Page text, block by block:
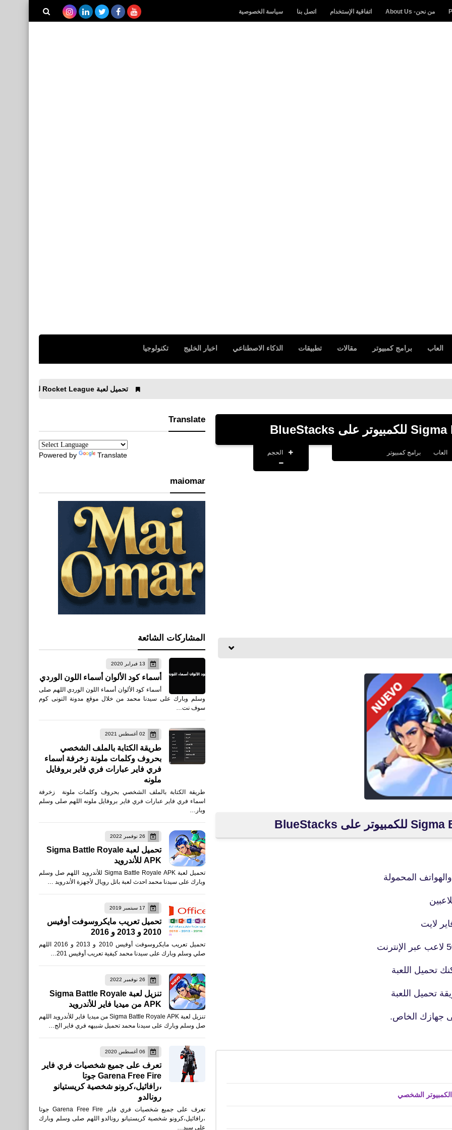
من نحن- About Us اتفاقية الإستخدام اتصل بنا سياسة الخصوصية
العاب برامج كمبيوتر مقالات تطبيقات الذكاء الاصطناعي اخبار الخليج تكنولوجيا
تحميل لعبة Rocket League للأيفون والأندرويد APK
العاب برامج كمبيوتر الحجم
المحمولة
لايت
تحميل اللعبة
Translate
Powered by Translate
maiomar
المشاركات الشائعة
13 فبراير 2020
أسماء كود الألوان أسماء اللون الوردي
أسماء كود الألوان أسماء اللون الوردي اللهم صلى
وسلم وبارك على سيدنا محمد من خلال موقع مدونة التونى كوم
سوف نت…
02 أغسطس 2021
طريقة الكتابة بالملف الشخصي
بحروف وكلمات ملونة زخرفة اسماء
فري فاير عبارات فري فاير بروفايل
ملونه
طريقة الكتابة بالملف الشخصي بحروف وكلمات ملونة زخرفة
اسماء فري فاير عبارات فري فاير بروفايل ملونه اللهم صلى وسلم
وبار…
26 نوفمبر 2022
تحميل لعبة Sigma Battle Royale
APK للأندرويد
تحميل لعبة Sigma Battle Royale APK للأندرويد اللهم صل وسلم
وبارك على سيدنا محمد احدث لعبة باتل رويال لأجهزة الأندرويد …
17 سبتمبر 2019
تحميل تعريب مايكروسوفت أوفيس
2010 و 2013 و 2016
تحميل تعريب مايكروسوفت أوفيس 2010 و 2013 و 2016 اللهم
صلي وسلم وبارك على سيدنا محمد كيفية تعريب أوفيس 201…
26 نوفمبر 2022
تنزيل لعبة Sigma Battle Royale
APK من ميديا فاير للأندرويد
تنزيل لعبة Sigma Battle Royale APK من ميديا فاير للأندرويد اللهم
صل وسلم وبارك على سيدنا محمد تحميل شبيهه فري فاير الج…
06 أغسطس 2020
تعرف على جميع شخصيات فري فاير
Garena Free Fire جوتا
،رافائيل،كرونو شخصية كريستيانو
رونالدو
تعرف على جميع شخصيات فري فاير Garena Free Fire جوتا
،رافائيل،كرونو شخصية كريستيانو رونالدو اللهم صلى وسلم وبارك
على سيد…
مقالات
100 فكرة موقع للعمل على
الانترنت
محمد صلاح يتصدر هدافين
الدوري الأنجليزي ترتيب هدافين